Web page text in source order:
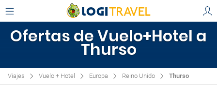
Ofertas de Vuelo+Hotel a
Thurso
Viajes Vuelo + Hotel Europa Reino Unido Thurso